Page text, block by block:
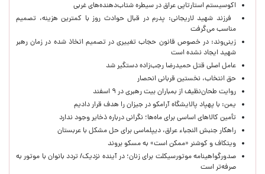
اکوسیستم استارتاپی عراق در سیطره شتاب‌دهنده‌‌های غربی
فرزند شهید لاریجانی: پدرم در قبال حوادث روز با کمترین هزینه، تصمیم
مناسب می‌گرفت
زینی‌وند: در خصوص قانون حجاب تغییری در تصمیم اتخاذ شده در زمان رهبر
شهید ایجاد نشده است
عامل اصلی قتل حمیدرضا رجب‌زاده دستگیر شد
حق انتخاب، نخستین قربانی انحصار
روایت طحان‌نظیف از بمباران بیت رهبری در ۹ اسفند
یمن: با پهپاد پالایشگاه آرامکو در جیزان را هدف قرار دادیم
تأمین کالاهای اساسی برای ماه‌ها؛ نگرانی درباره ذخایر وجود ندارد
راهکار جنبش النجباء عراق، دیپلماسی برای حل مشکل با عربستان
ویتکاف و کوشنر «ممکن است» به مسکو بروند
صدورگواهینامه موتورسیکلت برای زنان؛ در آینده نزدیک/ تردد بانوان با موتور به‌
صرفه‌تر است